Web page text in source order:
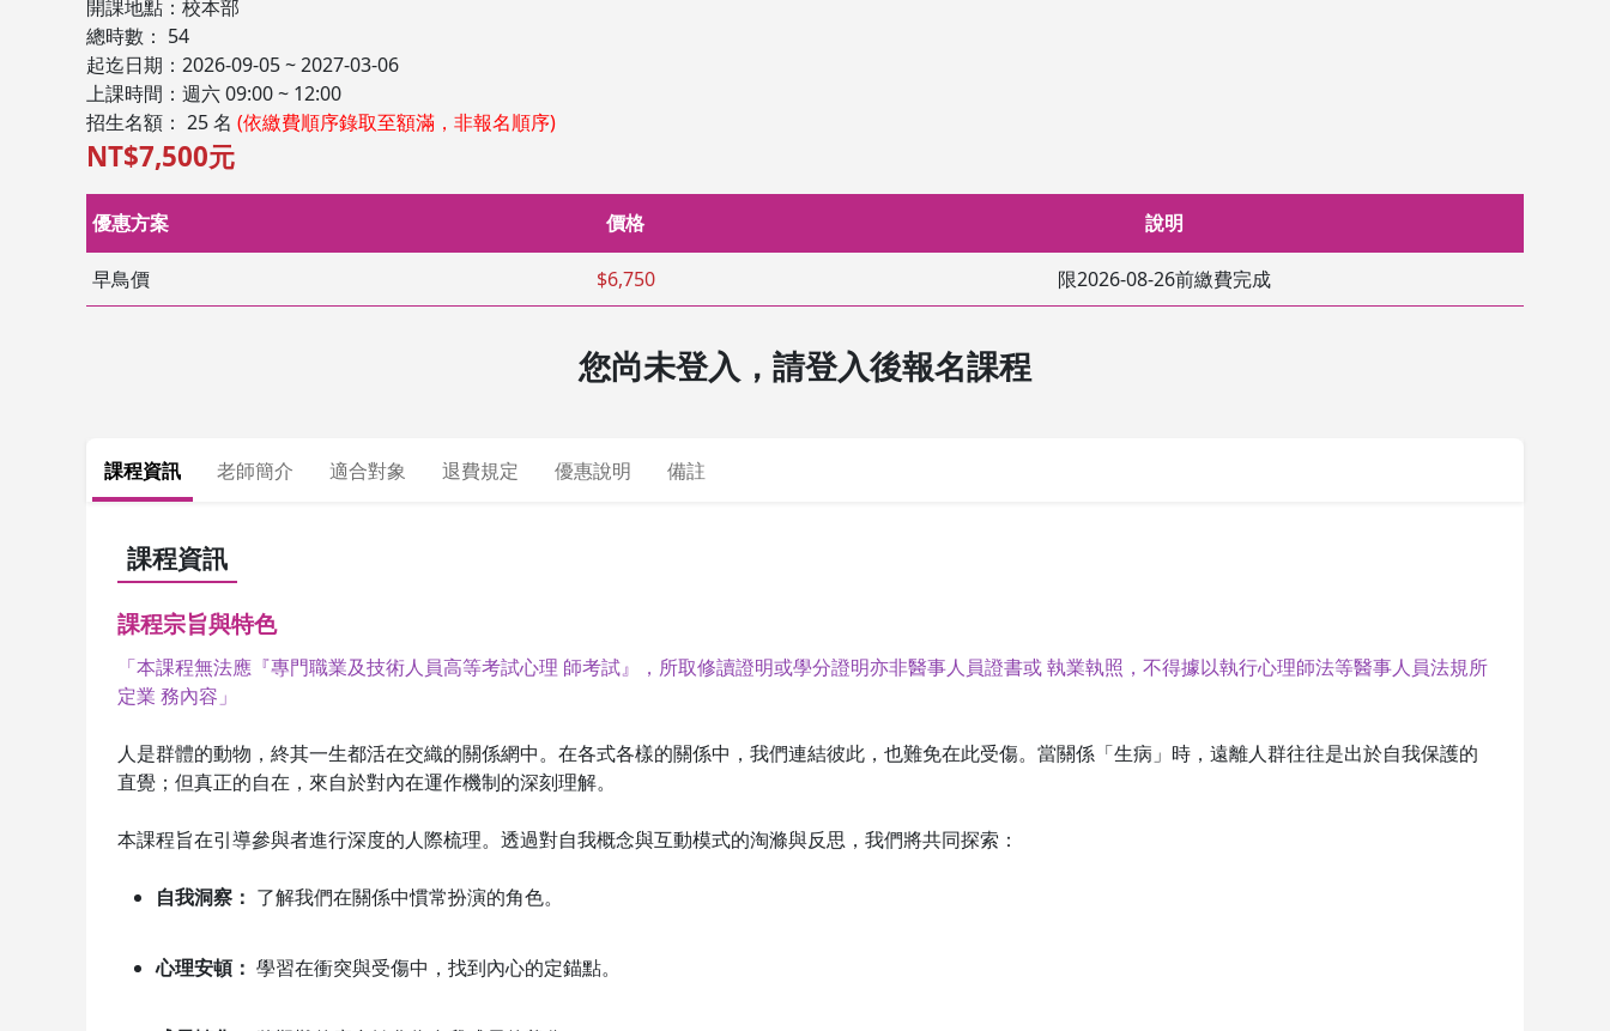
開課地點：校本部
總時數： 54
起迄日期：2026-09-05 ~ 2027-03-06
上課時間：週六 09:00 ~ 12:00
招生名額： 25 名 (依繳費順序錄取至額滿，非報名順序)
NT$7,500元
優惠方案 價格 說明
早鳥價 $6,750 限2026-08-26前繳費完成
您尚未登入，請登入後報名課程
課程資訊 老師簡介 適合對象 退費規定 優惠說明 備註
課程資訊
課程宗旨與特色
「本課程無法應『專門職業及技術人員高等考試心理 師考試』，所取修讀證明或學分證明亦非醫事人員證書或 執業執照，不得據以執行心理師法等醫事人員法規所
定業 務內容」
人是群體的動物，終其一生都活在交織的關係網中。在各式各樣的關係中，我們連結彼此，也難免在此受傷。當關係「生病」時，遠離人群往往是出於自我保護的
直覺；但真正的自在，來自於對內在運作機制的深刻理解。
本課程旨在引導參與者進行深度的人際梳理。透過對自我概念與互動模式的淘滌與反思，我們將共同探索：
自我洞察： 了解我們在關係中慣常扮演的角色。
心理安頓： 學習在衝突與受傷中，找到內心的定錨點。